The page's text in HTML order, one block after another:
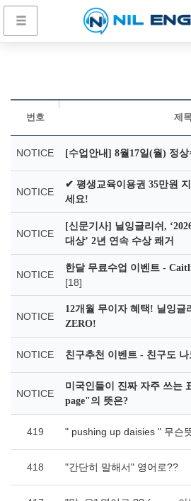
번호 제
NOTICE [수업안내] 8월17일(월) 정
NOTICE
✔ 평생교육이용권 35만원
세요!
NOTICE
[신문기사] 닐잉글리쉬,
대상’ 2년 연속 수상 쾌거
NOTICE
한달 무료수업 이벤트 -
[18]
NOTICE
12개월 무이자 혜택! 닐잉글
ZERO!
NOTICE 친구추천 이벤트 - 친구도
NOTICE
미국인들이 진짜 자주 쓰는
page"의 뜻은?
419 " pushing up daisies " 무슨
418 "간단히 말해서" 영어로??